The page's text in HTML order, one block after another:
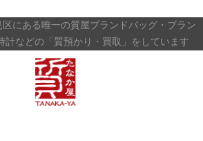
にある唯一の質屋ブランドバッグ・ブラン
計などの「質預かり・買取」をしています